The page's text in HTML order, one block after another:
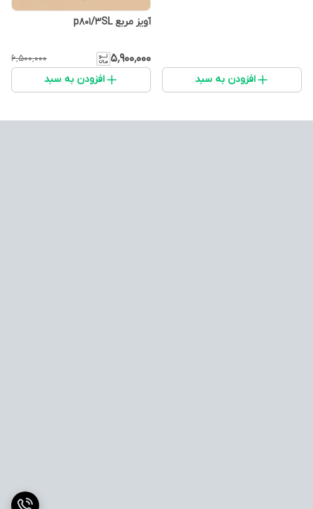
افزودن به سبد
آویز مربع p801/3SL
۵٬۹۰۰٬۰۰۰ ۶٬۵۰۰٬۰۰۰
افزودن به سبد